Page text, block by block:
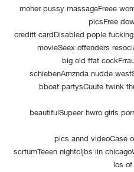
moher pussy massageFreee
picsFree
creditt cardDisabled pople
movieSeex offenders
big old ffat
schiebenAmznda nudde
bboat partysCuute twink
beautifulSupeer hwro girls
pics annd videoCase
scrtumTeeen nightcljbs iin
los